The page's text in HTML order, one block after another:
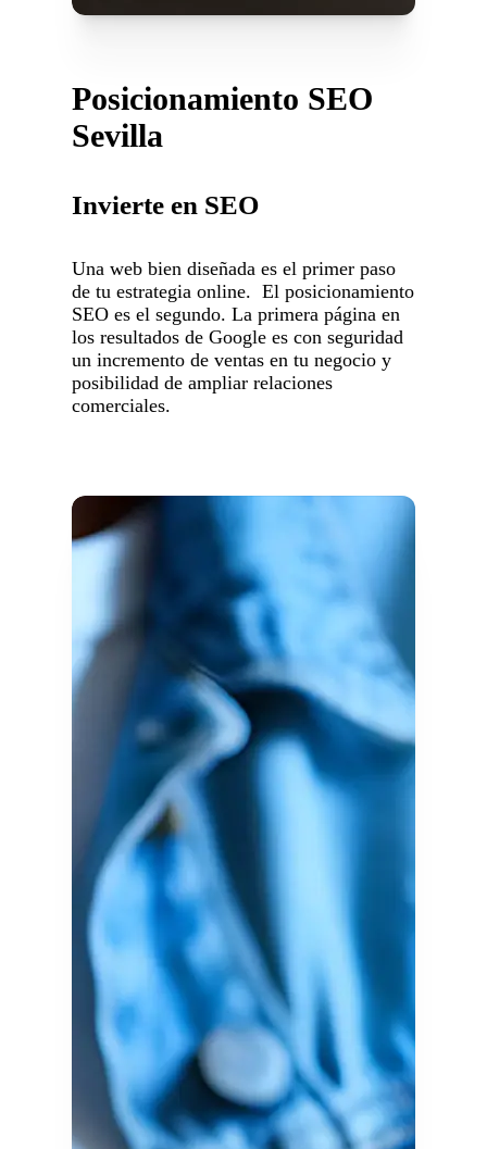
Posicionamiento SEO
Sevilla
Invierte en SEO
Una web bien diseñada es el primer paso
de tu estrategia online. El posicionamiento
SEO es el segundo. La primera página en
los resultados de Google es con seguridad
un incremento de ventas en tu negocio y
posibilidad de ampliar relaciones
comerciales.